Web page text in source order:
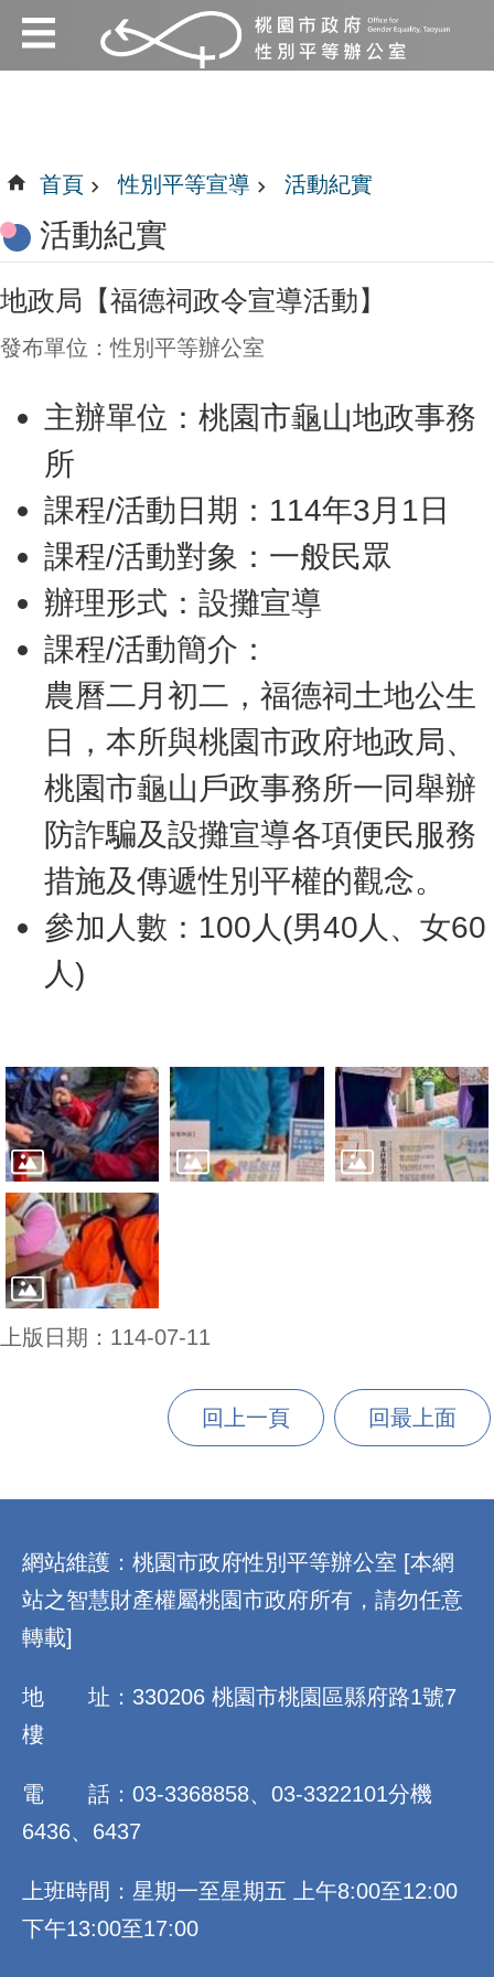
跳到主要內容區塊
:::
:::
首頁 性別平等宣導 活動紀實
活動紀實
地政局【福德祠政令宣導活動】
發布單位：性別平等辦公室
主辦單位：桃園市龜山地政事務
所
課程/活動日期：114年3月1日
課程/活動對象：一般民眾
辦理形式：設攤宣導
課程/活動簡介：
農曆二月初二，福德祠土地公生
日，本所與桃園市政府地政局、
桃園市龜山戶政事務所一同舉辦
防詐騙及設攤宣導各項便民服務
措施及傳遞性別平權的觀念。
參加人數：100人(男40人、女60
人)
上版日期：114-07-11
回上一頁 回最上面
網站維護：桃園市政府性別平等辦公室 [本網
站之智慧財產權屬桃園市政府所有，請勿任意
轉載]
地 址：330206 桃園市桃園區縣府路1號7
樓
電 話：03-3368858、03-3322101分機
6436、6437
上班時間：星期一至星期五 上午8:00至12:00
下午13:00至17:00